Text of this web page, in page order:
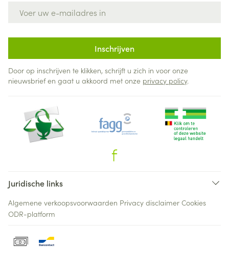
Inschrijven
Door op inschrijven te klikken, schrijft u zich in voor onze
nieuwsbrief en gaat u akkoord met onze privacy policy.
Juridische links
Algemene verkoopsvoorwaarden Privacy disclaimer Cookies
ODR-platform